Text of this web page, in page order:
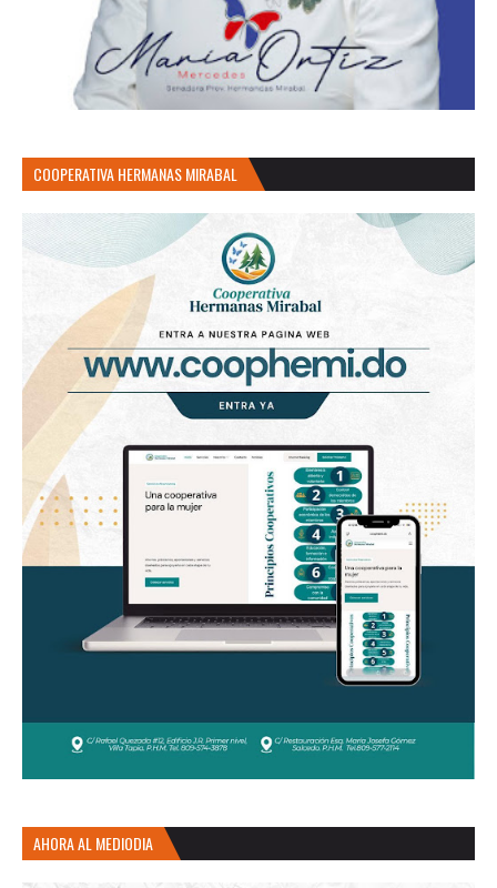
COOPERATIVA HERMANAS MIRABAL
AHORA AL MEDIODIA